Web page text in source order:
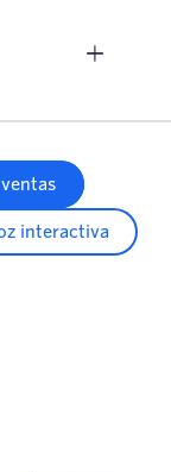
interactiva